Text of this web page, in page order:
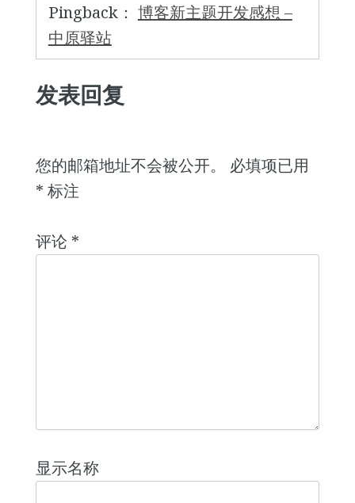
Pingback： 博客新主题开发感想 –
中原驿站
发表回复
您的邮箱地址不会被公开。
必填项已用
* 标注
评论 *
显示名称